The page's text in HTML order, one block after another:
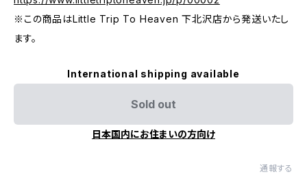
※この商品はLittle Trip To Heaven 下北沢店から発送いたし
ます。
International shipping available
Sold out
日本国内にお住まいの方向け
通報する